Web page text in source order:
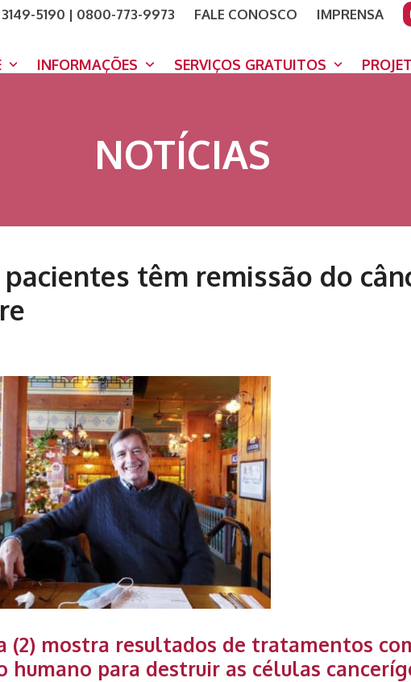
3149-5190 | 0800-773-9973 FALE CONOSCO
IMPRENSA
INFORMAÇÕES SERVIÇOS GRATUITOS
NOTÍCIAS
têm remissão do
(2) mostra resultados de tratamentos
para destruir as células